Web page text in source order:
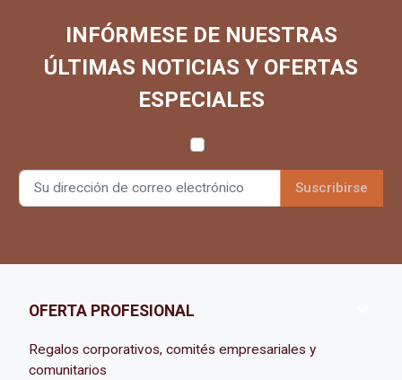
INFÓRMESE DE NUESTRAS
ÚLTIMAS NOTICIAS Y OFERTAS
ESPECIALES
OFERTA PROFESIONAL
Regalos corporativos, comités empresariales y
comunitarios